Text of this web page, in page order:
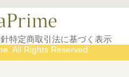
特定商取引法に基づく表示
All Rights Reserved.